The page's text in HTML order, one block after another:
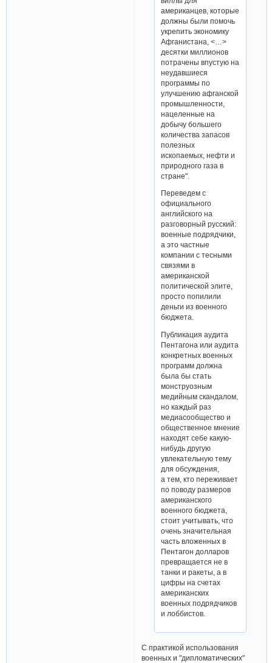
американцев, которые
должны были помочь
укрепить экономику
Афганистана, <…>
десятки миллионов
потрачены впустую на
неудавшиеся
программы по
улучшению афганской
промышленности,
нацеленные на
добычу большего
количества запасов
полезных
ископаемых, нефти и
природного газа в
стране".
Переведем с
официального
английского на
разговорный русский:
военные подрядчики,
а это частные
компании с тесными
связями в
американской
политической элите,
просто попилили
деньги из военного
бюджета.
Публикация аудита
Пентагона или аудита
конкретных военных
программ должна
была бы стать
монструозным
медийным скандалом,
но каждый раз
медиасообщество и
общественное мнение
находят себе какую-
нибудь другую
увлекательную тему
для обсуждения,
а тем, кто переживает
по поводу размеров
американского
военного бюджета,
стоит учитывать, что
очень значительная
часть вложенных в
Пентагон долларов
превращается не в
танки и ракеты, а в
цифры на счетах
американских
военных подрядчиков
и лоббистов.
С практикой использования
военных и "дипломатических"